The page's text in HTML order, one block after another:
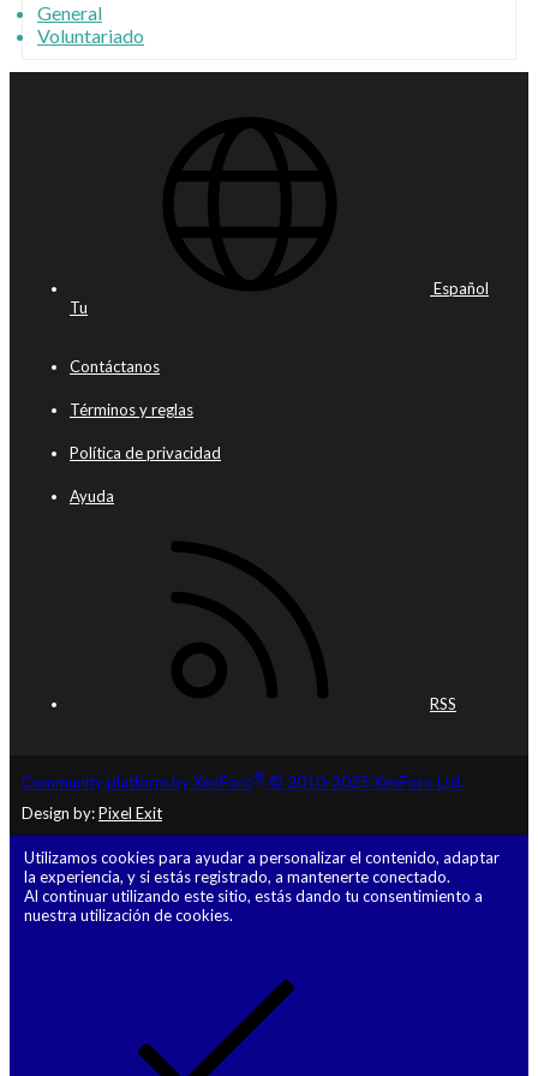
General
Voluntariado
Español
Tu
Contáctanos
Términos y reglas
Política de privacidad
Ayuda
RSS
Community platform by XenForo® © 2010-2025 XenForo Ltd.
Design by:Pixel Exit
Utilizamos cookies para ayudar a personalizar el contenido, adaptar
la experiencia, y si estás registrado, a mantenerte conectado.
Al continuar utilizando este sitio, estás dando tu consentimiento a
nuestra utilización de cookies.